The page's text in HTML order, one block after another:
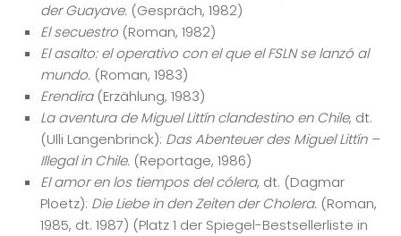
der Guayave. (Gespräch, 1982)
El secuestro (Roman, 1982)
El asalto: el operativo con el que el FSLN se lanzó al
mundo. (Roman, 1983)
Erendira(Erzählung, 1983)
La aventura de Miguel Littín clandestino en Chile, dt.
(Ulli Langenbrinck): Das Abenteuer des Miguel Littín –
Illegal in Chile. (Reportage, 1986)
El amor en los tiempos del cólera, dt. (Dagmar
Ploetz): Die Liebe in den Zeiten der Cholera. (Roman,
1985, dt. 1987) (Platz 1 der Spiegel-Bestsellerliste in